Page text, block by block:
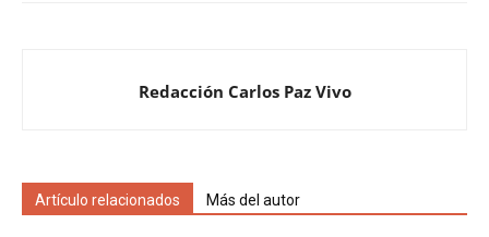
Redacción Carlos Paz Vivo
Artículo relacionados Más del autor